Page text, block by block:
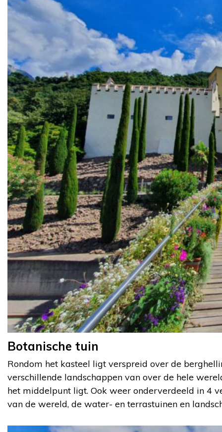
Botanische tuin
Rondom het kasteel ligt verspreid over de
verschillende landschappen van over de hele
het middelpunt ligt. Ook weer onderverdeeld in 4
van de wereld, de water- en terrastuinen en